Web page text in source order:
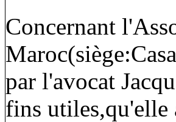
Concernant
par l'avocat
fins utiles,qu'elle